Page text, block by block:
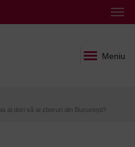
Meniu
ai dori să ai zboruri din București?